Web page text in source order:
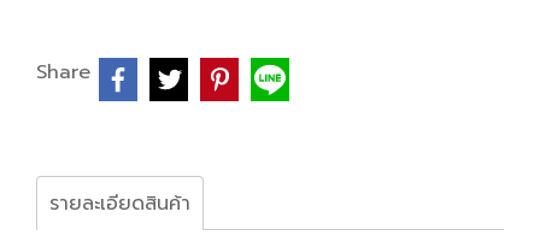
Share
รายละเอียดสินค้า